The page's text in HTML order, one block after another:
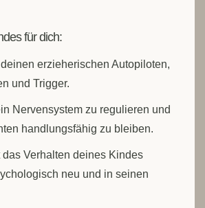
für dich:
erzieherischen Autopiloten,
und Trigger.
Nervensystem zu regulieren und
handlungsfähig zu bleiben.
Verhalten deines Kindes
neu und in seinen